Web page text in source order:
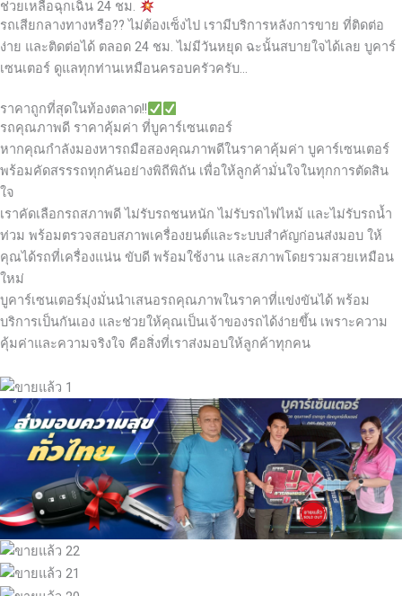
ช่วยเหลือฉุกเฉิน 24 ชม.
รถเสียกลางทางหรือ?? ไม่ต้องเซ็งไป เรามีบริการหลังการขาย ที่ติดต่อ
ง่าย และติดต่อได้ ตลอด 24 ชม. ไม่มีวันหยุด ฉะนั้นสบายใจได้เลย บูคาร์
เซนเตอร์ ดูแลทุกท่านเหมือนครอบครัวครับ…
ราคาถูกที่สุดในท้องตลาด!!
รถคุณภาพดี ราคาคุ้มค่า ที่บูคาร์เซนเตอร์
หากคุณกำลังมองหารถมือสองคุณภาพดีในราคาคุ้มค่า บูคาร์เซนเตอร์
พร้อมคัดสรรรถทุกคันอย่างพิถีพิถัน เพื่อให้ลูกค้ามั่นใจในทุกการตัดสิน
ใจ
เราคัดเลือกรถสภาพดี ไม่รับรถชนหนัก ไม่รับรถไฟไหม้ และไม่รับรถน้ำ
ท่วม พร้อมตรวจสอบสภาพเครื่องยนต์และระบบสำคัญก่อนส่งมอบ ให้
คุณได้รถที่เครื่องแน่น ขับดี พร้อมใช้งาน และสภาพโดยรวมสวยเหมือน
ใหม่
บูคาร์เซนเตอร์มุ่งมั่นนำเสนอรถคุณภาพในราคาที่แข่งขันได้ พร้อม
บริการเป็นกันเอง และช่วยให้คุณเป็นเจ้าของรถได้ง่ายขึ้น เพราะความ
คุ้มค่าและความจริงใจ คือสิ่งที่เราส่งมอบให้ลูกค้าทุกคน